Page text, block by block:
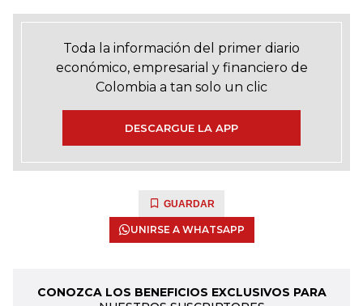
Toda la información del primer diario
económico, empresarial y financiero de
Colombia a tan solo un clic
DESCARGUE LA APP
GUARDAR
UNIRSE A WHATSAPP
CONOZCA LOS BENEFICIOS EXCLUSIVOS PARA